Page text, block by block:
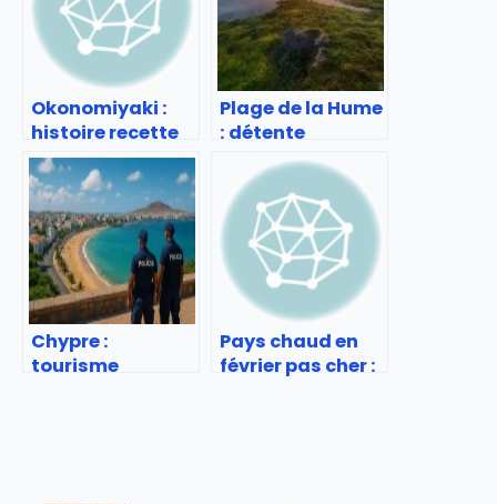
Okonomiyaki :
histoire recette
et adresses à
tester
Plage de la Hume
: détente
familiale sur le
Bassin
d’Arcachon
Chypre :
tourisme
Pays chaud en
février pas cher :